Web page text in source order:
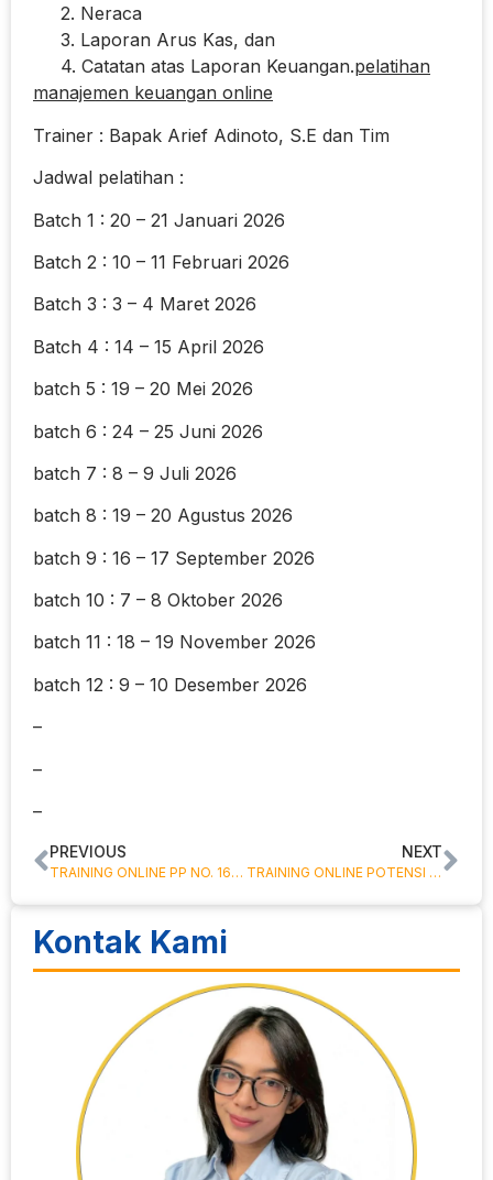
2. Neraca
3. Laporan Arus Kas, dan
4. Catatan atas Laporan Keuangan.pelatihan
manajemen keuangan online
Trainer : Bapak Arief Adinoto, S.E dan Tim
Jadwal pelatihan :
Batch 1 : 20 – 21 Januari 2026
Batch 2 : 10 – 11 Februari 2026
Batch 3 : 3 – 4 Maret 2026
Batch 4 : 14 – 15 April 2026
batch 5 : 19 – 20 Mei 2026
batch 6 : 24 – 25 Juni 2026
batch 7 : 8 – 9 Juli 2026
batch 8 : 19 – 20 Agustus 2026
batch 9 : 16 – 17 September 2026
batch 10 : 7 – 8 Oktober 2026
batch 11 : 18 – 19 November 2026
batch 12 : 9 – 10 Desember 2026
–
–
–
PREVIOUS
TRAINING ONLINE PP NO. 16 TAHUN 2018 TENTANG SATPOL PP
NEXT
TRAINING ONLINE POTENSI DAN SUMBER KESEJAHTERAAN SOSIAL ( PSKS )
Kontak Kami